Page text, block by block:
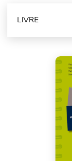
LIVRE